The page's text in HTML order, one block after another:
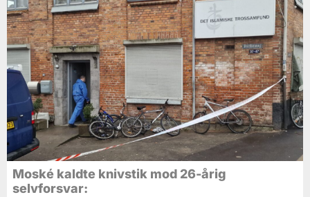
Moské kaldte knivstik mod 26-årig
selvforsvar: